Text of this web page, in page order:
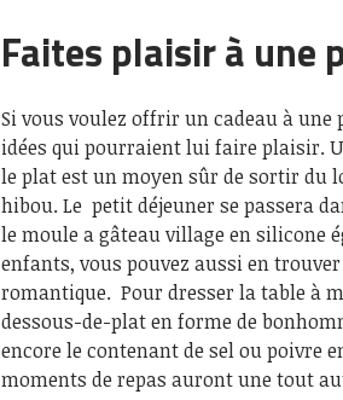
Faites plaisir à une
Si vous voulez offrir un cadeau à
idées qui pourraient lui faire plaisir.
le plat est un moyen sûr de sortir du
hibou. Le petit déjeuner se passera
le moule a gâteau village en silicone
enfants, vous pouvez aussi en
romantique. Pour dresser la table à
dessous-de-plat en forme de
encore le contenant de sel ou poivre
moments de repas auront une tout